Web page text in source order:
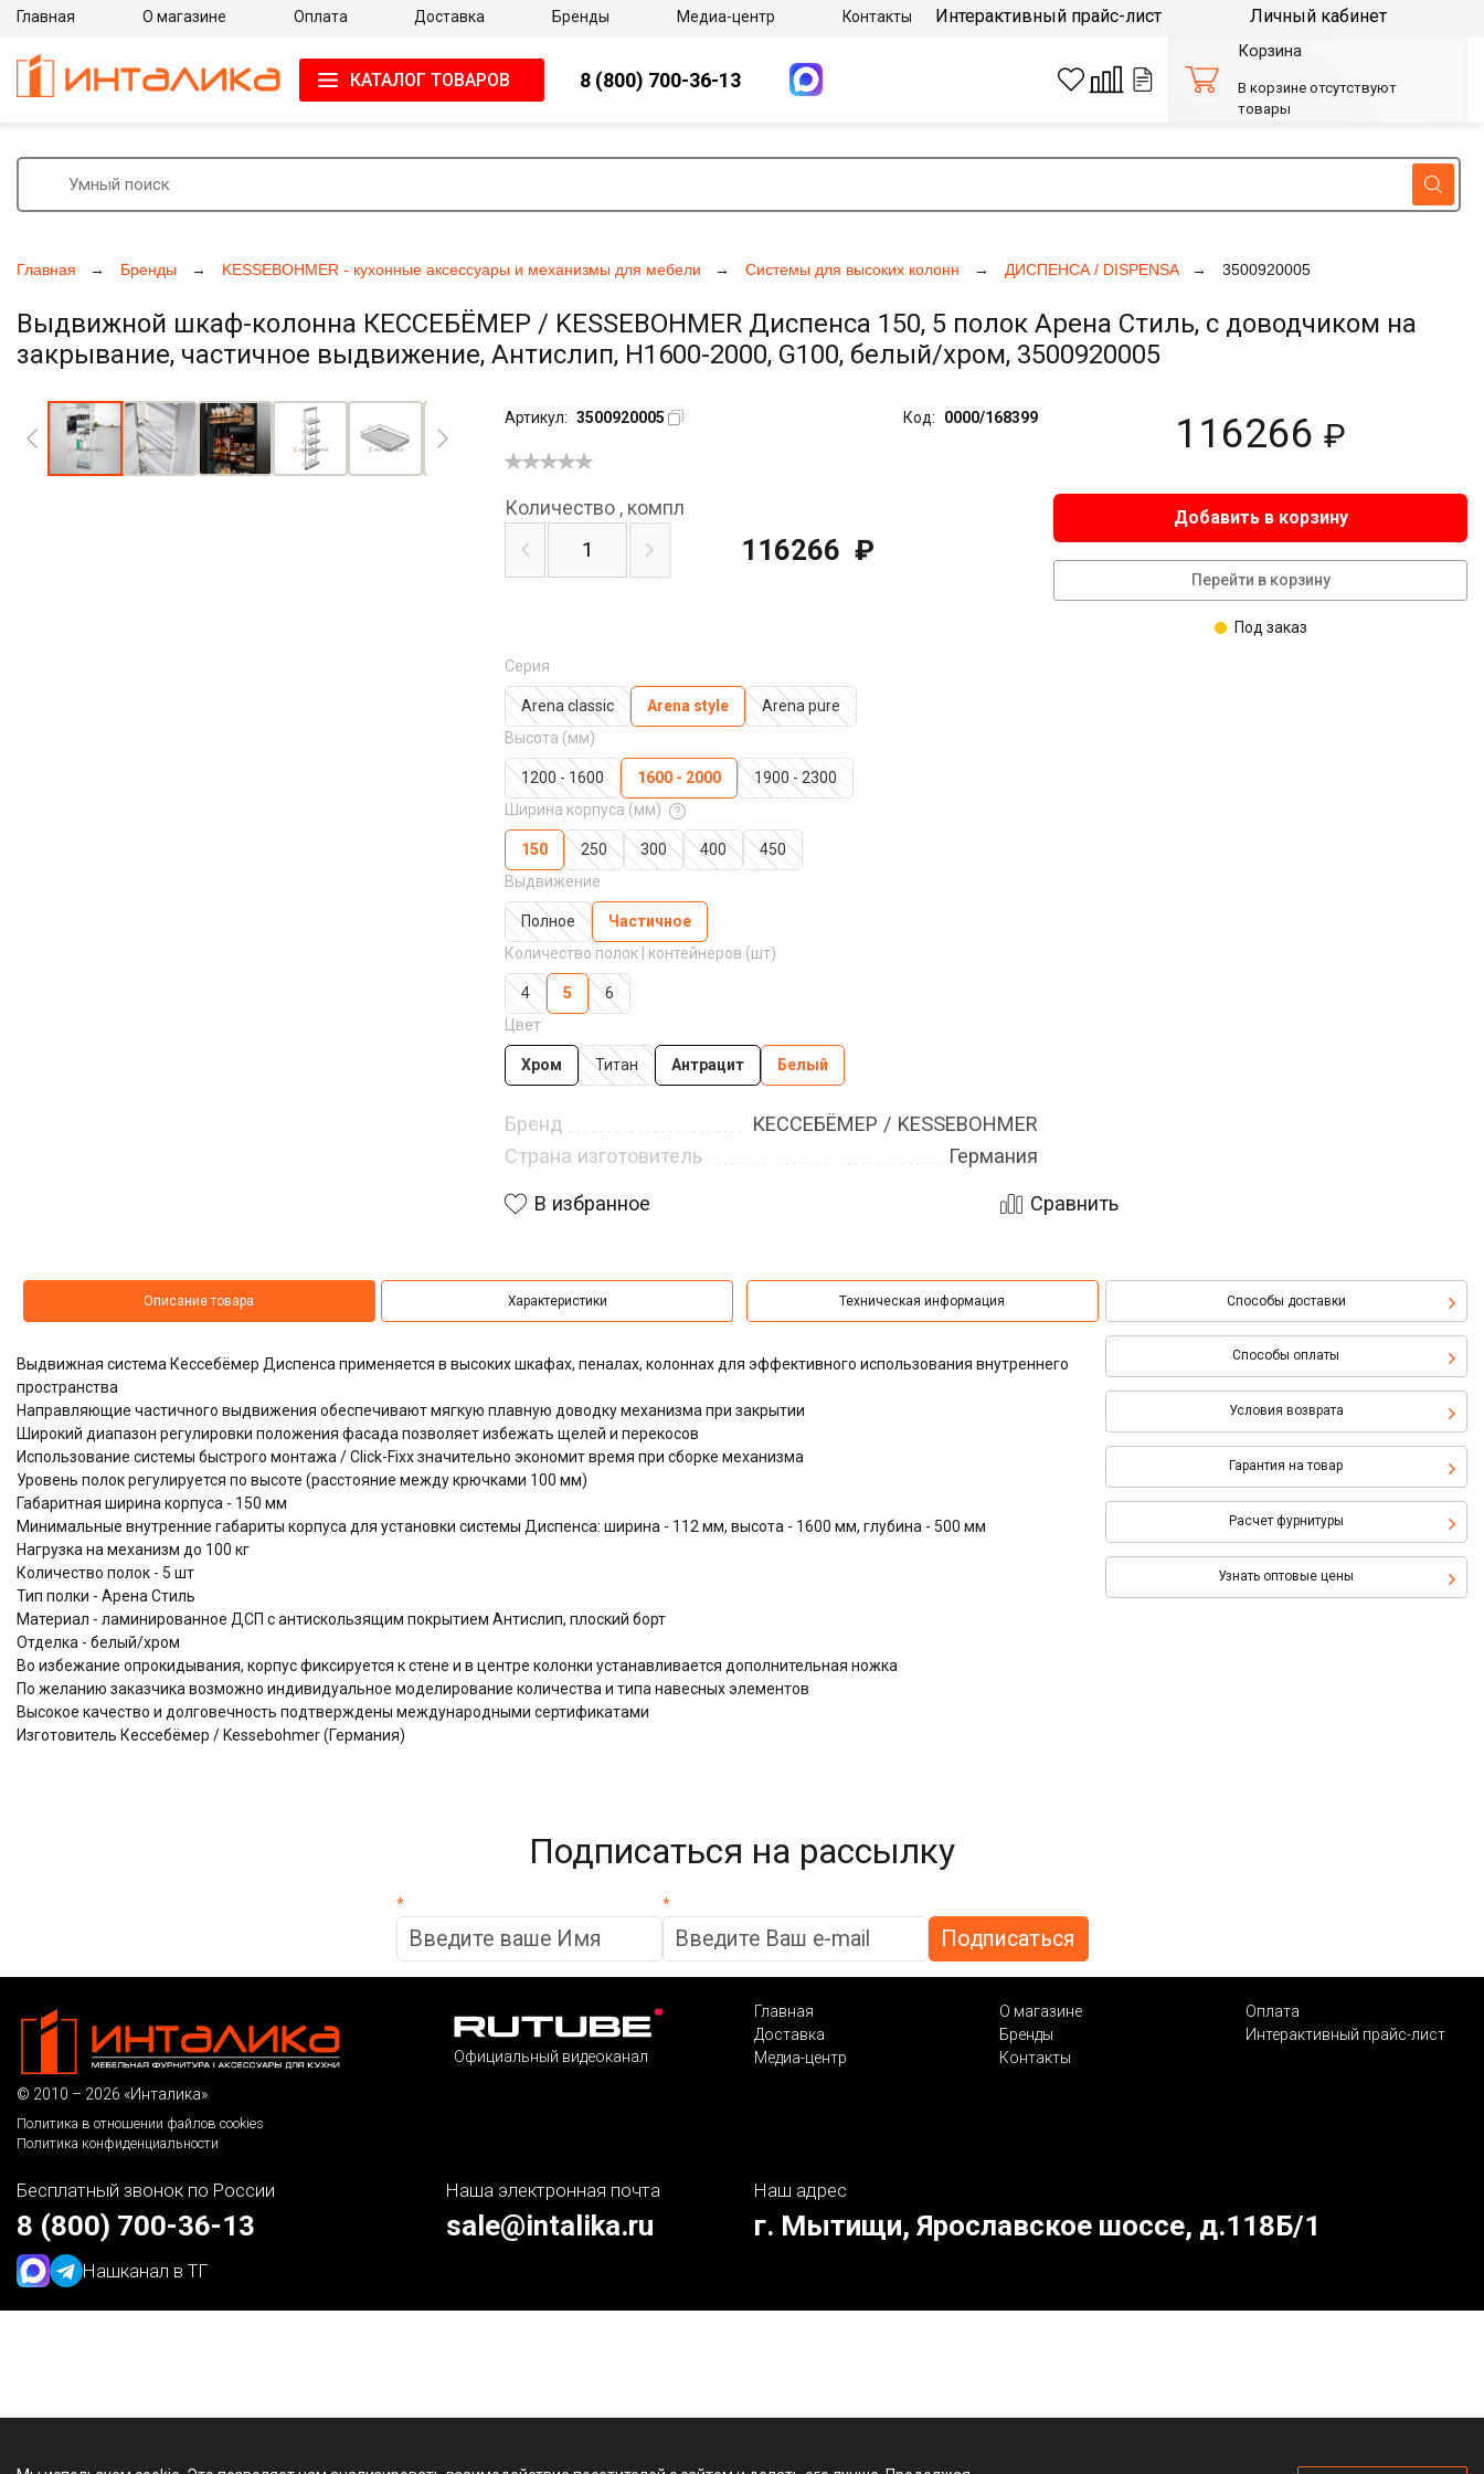
Главная Бренды KESSEBOHMER - кухонные аксессуары и механизмы для мебели Системы для высоких колонн ДИСПЕНСА / DISPENSA 3500920005
Выдвижной шкаф-колонна КЕССЕБЁМЕР / KESSEBOHMER Диспенса 150, 5 полок Арена Стиль, с доводчиком на
закрывание, частичное выдвижение, Антислип, H1600-2000, G100, белый/хром, 3500920005
Артикул: 3500920005 Код: 0000/168399 116266 ₽
Серия
Arena classic Arena style
Arena pure
Высота (мм)
1200 - 1600 1600 - 2000
1900 - 2300
Ширина корпуса (мм)
150 250 300 400
450
Выдвижение
Полное
Частичное
Количество полок | контейнеров (шт)
4 5
6
Цвет
Хром Титан Антрацит Белый
Бренд
КЕССЕБЁМЕР / KESSEBOHMER
Страна изготовитель
Германия
Количество , компл
116266 ₽
Добавить в корзину
Перейти в корзину
Под заказ
В избранное Сравнить
Описание товара Характеристики Техническая информация Способы доставки
Способы оплаты
Условия возврата
Гарантия на товар
Расчет фурнитуры
Узнать оптовые цены
Выдвижная система Кессебёмер Диспенса применяется в высоких шкафах, пеналах, колоннах для эффективного использования внутреннего
пространства
Направляющие частичного выдвижения обеспечивают мягкую плавную доводку механизма при закрытии
Широкий диапазон регулировки положения фасада позволяет избежать щелей и перекосов
Использование системы быстрого монтажа / Click-Fixx значительно экономит время при сборке механизма
Уровень полок регулируется по высоте (расстояние между крючками 100 мм)
Габаритная ширина корпуса - 150 мм
Минимальные внутренние габариты корпуса для установки системы Диспенса: ширина - 112 мм, высота - 1600 мм, глубина - 500 мм
Нагрузка на механизм до 100 кг
Количество полок - 5 шт
Тип полки - Арена Стиль
Материал - ламинированное ДСП с антискользящим покрытием Aнтислип, плоский борт
Отделка - белый/хром
Во избежание опрокидывания, корпус фиксируется к стене и в центре колонки устанавливается дополнительная ножка
По желанию заказчика возможно индивидуальное моделирование количества и типа навесных элементов
Высокое качество и долговечность подтверждены международными сертификатами
Изготовитель Кессебёмер / Kessebohmer (Германия)
Главная О магазине Оплата Доставка Бренды Медиа-центр Контакты Интерактивный прайс-лист Личный кабинет
КАТАЛОГ ТОВАРОВ 8 (800) 700-36-13
Корзина
В корзине отсутствуют
товары
Подписаться на рассылку
* *
© 2010 – 2026 «Инталика»
Политика в отношении файлов cookies
Политика конфиденциальности
Официальный видеоканал
Главная О магазине
Оплата
Доставка
Бренды
Интерактивный прайс-лист
Медиа-центр
Контакты
Бесплатный звонок по России
8 (800) 700-36-13
Нашканал в ТГ
Наша электронная почта
sale@intalika.ru
Наш адрес
г. Мытищи, Ярославское шоссе, д.118Б/1